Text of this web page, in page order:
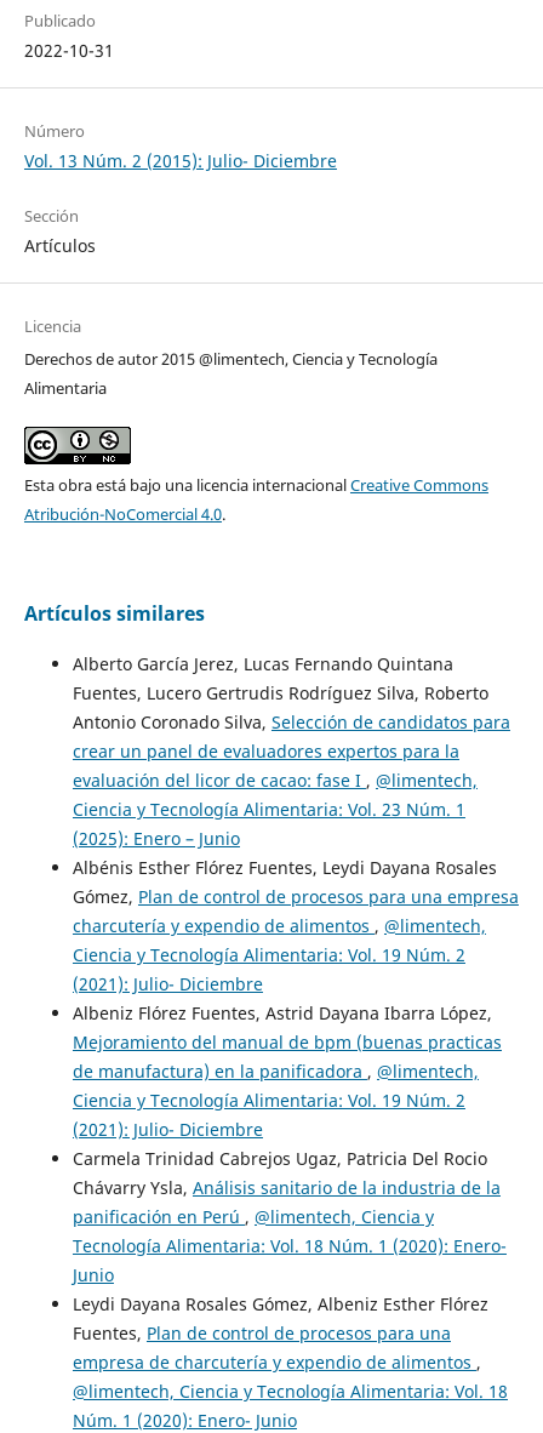
Publicado
2022-10-31
Número
Vol. 13 Núm. 2 (2015): Julio- Diciembre
Sección
Artículos
Licencia
Derechos de autor 2015 @limentech, Ciencia y Tecnología
Alimentaria
Esta obra está bajo una licencia internacionalCreative Commons
Atribución-NoComercial 4.0.
Artículos similares
Alberto García Jerez, Lucas Fernando Quintana
Fuentes, Lucero Gertrudis Rodríguez Silva, Roberto
Antonio Coronado Silva, Selección de candidatos para
crear un panel de evaluadores expertos para la
evaluación del licor de cacao: fase I , @limentech,
Ciencia y Tecnología Alimentaria: Vol. 23 Núm. 1
(2025): Enero – Junio
Albénis Esther Flórez Fuentes, Leydi Dayana Rosales
Gómez, Plan de control de procesos para una empresa
charcutería y expendio de alimentos , @limentech,
Ciencia y Tecnología Alimentaria: Vol. 19 Núm. 2
(2021): Julio- Diciembre
Albeniz Flórez Fuentes, Astrid Dayana Ibarra López,
Mejoramiento del manual de bpm (buenas practicas
de manufactura) en la panificadora , @limentech,
Ciencia y Tecnología Alimentaria: Vol. 19 Núm. 2
(2021): Julio- Diciembre
Carmela Trinidad Cabrejos Ugaz, Patricia Del Rocio
Chávarry Ysla, Análisis sanitario de la industria de la
panificación en Perú , @limentech, Ciencia y
Tecnología Alimentaria: Vol. 18 Núm. 1 (2020): Enero-
Junio
Leydi Dayana Rosales Gómez, Albeniz Esther Flórez
Fuentes, Plan de control de procesos para una
empresa de charcutería y expendio de alimentos ,
@limentech, Ciencia y Tecnología Alimentaria: Vol. 18
Núm. 1 (2020): Enero- Junio